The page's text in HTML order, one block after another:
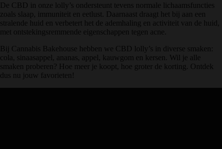
De CBD in onze lolly’s ondersteunt tevens normale lichaamsfuncties
zoals slaap, immuniteit en eetlust. Daarnaast draagt het bij aan een
stralende huid en verbetert het de ademhaling en activiteit van de huid,
met ontstekingsremmende eigenschappen tegen acne.
Bij Cannabis Bakehouse hebben we CBD lolly’s in diverse smaken:
cola, sinaasappel, ananas, appel, kauwgom en kersen. Wil je alle
smaken proberen? Hoe meer je koopt, hoe groter de korting. Ontdek
dus nu jouw favorieten!